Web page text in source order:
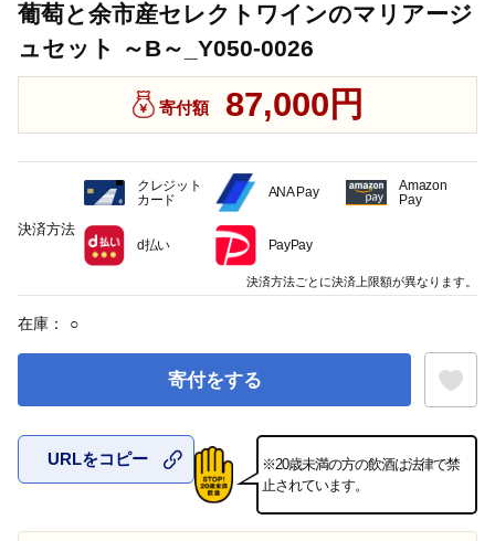
葡萄と余市産セレクトワインのマリアージ
ュセット ～B～_Y050-0026
寄付額 87,000円
在庫： ○
寄付をする
お気に入
URLをコピー
※20歳未満の方の飲酒は法律で禁
止されています。
決済方法
クレジット
カード
ANA Pay
Amazon
Pay
d払い PayPay
決済方法ごとに決済上限額が異なります。